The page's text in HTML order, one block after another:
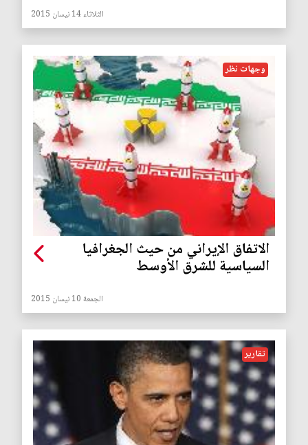
الثلاثاء 14 نيسان 2015
وجهات نظر
الاتفاق الإيراني من حيث الجغرافيا
السياسية للشرق الأوسط
الجمعة 10 نيسان 2015
تقارير